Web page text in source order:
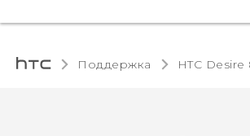
Поддержка HTC Desire